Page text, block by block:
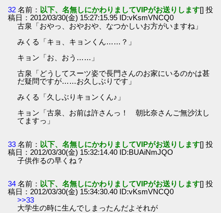
32 名前： 以下、名無しにかわりましてVIPがお送りします[] 投
稿日：2012/03/30(金) 15:27:15.95 ID:vKsmVNCQ0
古泉「おやっ、おやおや、なつかしいお方がいますね」
みくる「キョ、キョンくん……？」
キョン「お、おう……」
古泉「どうしてスーツ姿で長門さんのお家にいるのかは甚
だ疑問ですが……お久しぶりです」
みくる「久しぶりキョンくん♪」
キョン「古泉、お前は許さんっ！ 朝比奈さんご無沙汰し
てますっ」
33 名前： 以下、名無しにかわりましてVIPがお送りします[] 投
稿日：2012/03/30(金) 15:32:14.40 ID:BUAiNmJQO
子供作るの早くね？
34 名前： 以下、名無しにかわりましてVIPがお送りします[] 投
稿日：2012/03/30(金) 15:34:30.40 ID:vKsmVNCQ0
>>33
大学生の時に生んでしまったんだよそれが